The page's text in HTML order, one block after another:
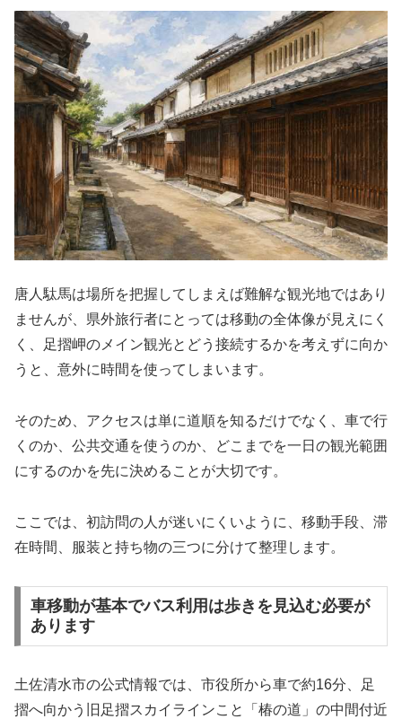
唐人駄馬は場所を把握してしまえば難解な観光地ではあり
ませんが、県外旅行者にとっては移動の全体像が見えにく
く、足摺岬のメイン観光とどう接続するかを考えずに向か
うと、意外に時間を使ってしまいます。
そのため、アクセスは単に道順を知るだけでなく、車で行
くのか、公共交通を使うのか、どこまでを一日の観光範囲
にするのかを先に決めることが大切です。
ここでは、初訪問の人が迷いにくいように、移動手段、滞
在時間、服装と持ち物の三つに分けて整理します。
車移動が基本でバス利用は歩きを見込む必要が
あります
土佐清水市の公式情報では、市役所から車で約16分、足
摺へ向かう旧足摺スカイラインこと「椿の道」の中間付近